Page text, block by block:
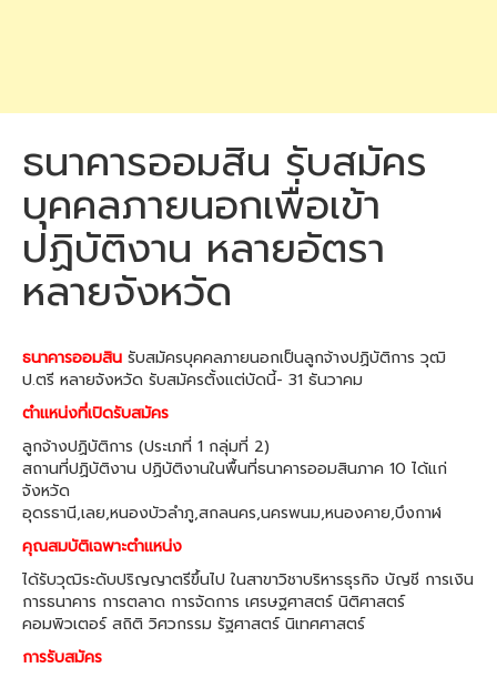
ธนาคารออมสิน รับสมัคร
บุคคลภายนอกเพื่อเข้า
ปฏิบัติงาน หลายอัตรา
หลายจังหวัด
ธนาคารออมสิน รับสมัครบุคคลภายนอกเป็นลูกจ้างปฏิบัติการ วุฒิ
ป.ตรี หลายจังหวัด รับสมัครตั้งแต่บัดนี้- 31 ธันวาคม
ตำแหน่งที่เปิดรับสมัคร
ลูกจ้างปฏิบัติการ (ประเภที่ 1 กลุ่มที่ 2)
สถานที่ปฏิบัติงาน ปฏิบัติงานในพื้นที่ธนาคารออมสินภาค 10 ได้แก่
จังหวัด
อุดรธานี,เลย,หนองบัวลำภู,สกลนคร,นครพนม,หนองคาย,บึงกาฬ
คุณสมบัติเฉพาะตำแหน่ง
ได้รับวุฒิระดับปริญญาตรีขึ้นไป ในสาขาวิชาบริหารธุรกิจ บัญชี การเงิน
การธนาคาร การตลาด การจัดการ เศรษฐศาสตร์ นิติศาสตร์
คอมพิวเตอร์ สถิติ วิศวกรรม รัฐศาสตร์ นิเทศศาสตร์
การรับสมัคร